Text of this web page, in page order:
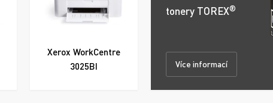
Xerox WorkCentre
3025BI
tonery TOREX®
Více informací